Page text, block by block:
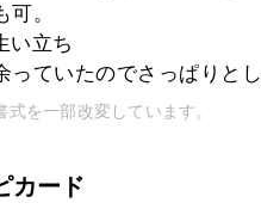
。
い立ち
っていたのでさっぱりと
を一部改変しています。
カード